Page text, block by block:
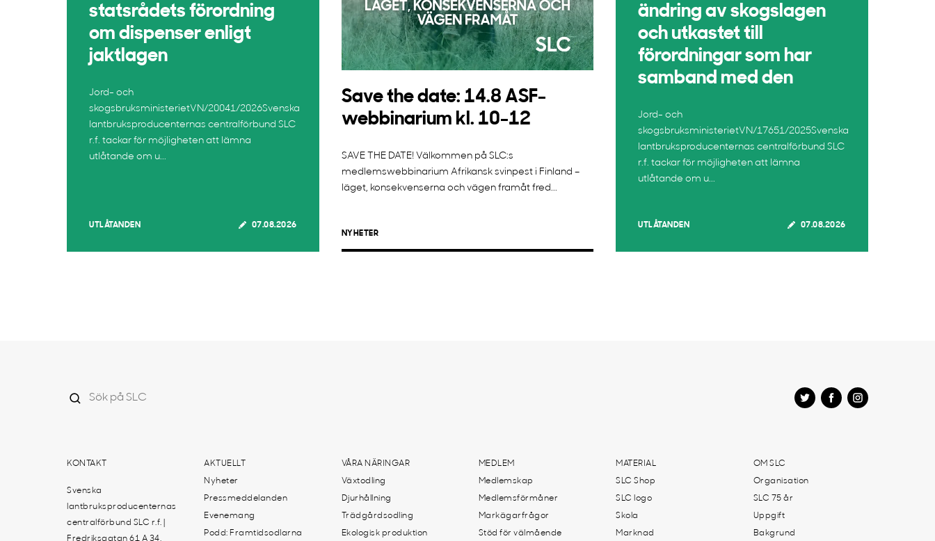
statsrådets förordning
om dispenser enligt
jaktlagen
Jord- och
skogsbruksministerietVN/20041/2026Svenska
lantbruksproducenternas centralförbund SLC
r.f. tackar för möjligheten att lämna
utlåtande om u...
UTLÅTANDEN 07.08.2026
Save the date: 14.8 ASF-
webbinarium kl. 10-12
SAVE THE DATE! Välkommen på SLC:s
medlemswebbinarium Afrikansk svinpest i Finland –
läget, konsekvenserna och vägen framåt fred...
NYHETER
ändring av skogslagen
och utkastet till
förordningar som har
samband med den
Jord- och
skogsbruksministerietVN/17651/2025Svenska
lantbruksproducenternas centralförbund SLC
r.f. tackar för möjligheten att lämna
utlåtande om u...
UTLÅTANDEN 07.08.2026
KONTAKT
Svenska
lantbruksproducenternas
centralförbund SLC r.f. |
Fredriksgatan 61 A 34,
AKTUELLT
Nyheter
Pressmeddelanden
Evenemang
Podd: Framtidsodlarna
VÅRA NÄRINGAR
Växtodling
Djurhållning
Trädgårdsodling
Ekologisk produktion
MEDLEM
Medlemskap
Medlemsförmåner
Markägarfrågor
Stöd för välmående
MATERIAL
SLC Shop
SLC logo
Skola
Marknad
OM SLC
Organisation
SLC 75 år
Uppgift
Bakgrund